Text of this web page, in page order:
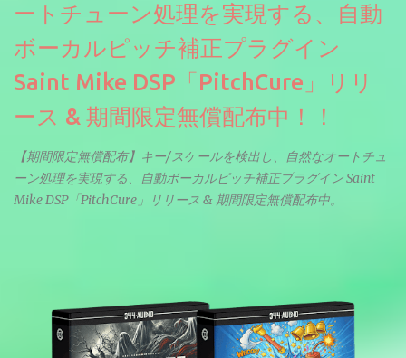
ートチューン処理を実現する、自動
ボーカルピッチ補正プラグイン
Saint Mike DSP「PitchCure」リリ
ース & 期間限定無償配布中！！
【期間限定無償配布】キー/スケールを検出し、自然なオートチュ
ーン処理を実現する、自動ボーカルピッチ補正プラグイン Saint
Mike DSP「PitchCure」リリース & 期間限定無償配布中。